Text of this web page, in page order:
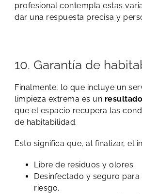
profesional contempla estas
dar una respuesta precisa y
10. Garantía de
Finalmente, lo que incluye un
limpieza extrema es un
que el espacio recupera las
de habitabilidad.
Esto significa que, al finalizar, el
Libre de residuos y olores.
Desinfectado y seguro para
riesgo.